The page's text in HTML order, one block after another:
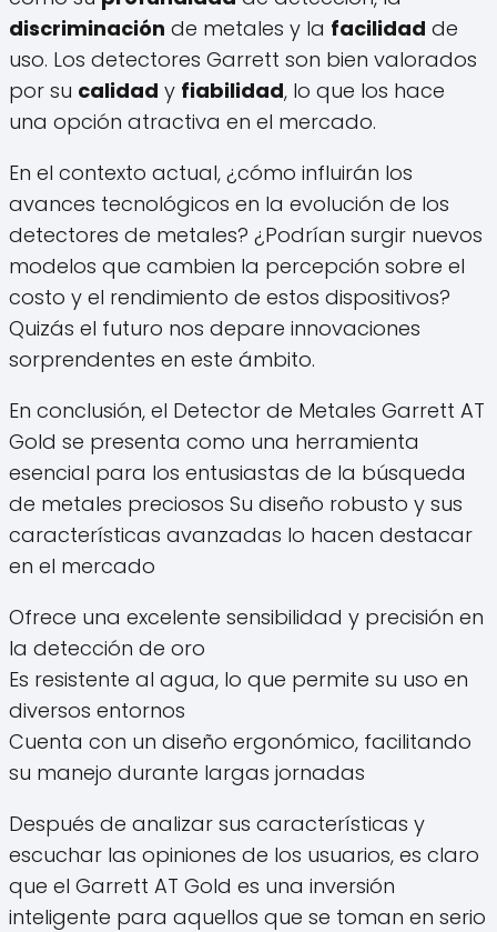
discriminación de metales y la facilidad de
uso. Los detectores Garrett son bien valorados
por su calidad y fiabilidad, lo que los hace
una opción atractiva en el mercado.
En el contexto actual, ¿cómo influirán los
avances tecnológicos en la evolución de los
detectores de metales? ¿Podrían surgir nuevos
modelos que cambien la percepción sobre el
costo y el rendimiento de estos dispositivos?
Quizás el futuro nos depare innovaciones
sorprendentes en este ámbito.
En conclusión, el Detector de Metales Garrett AT
Gold se presenta como una herramienta
esencial para los entusiastas de la búsqueda
de metales preciosos Su diseño robusto y sus
características avanzadas lo hacen destacar
en el mercado
Ofrece una excelente sensibilidad y precisión en
la detección de oro
Es resistente al agua, lo que permite su uso en
diversos entornos
Cuenta con un diseño ergonómico, facilitando
su manejo durante largas jornadas
Después de analizar sus características y
escuchar las opiniones de los usuarios, es claro
que el Garrett AT Gold es una inversión
inteligente para aquellos que se toman en serio